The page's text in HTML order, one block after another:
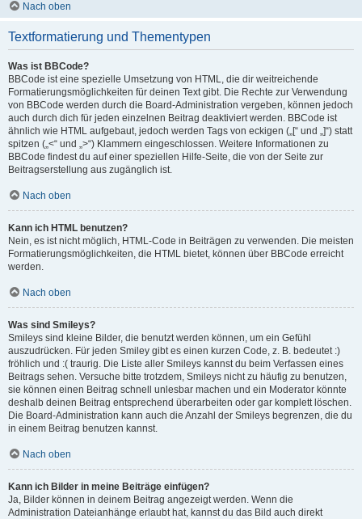
Nach oben
Textformatierung und Thementypen
Was ist BBCode?
BBCode ist eine spezielle Umsetzung von HTML, die dir weitreichende
Formatierungsmöglichkeiten für deinen Text gibt. Die Rechte zur Verwendung
von BBCode werden durch die Board-Administration vergeben, können jedoch
auch durch dich für jeden einzelnen Beitrag deaktiviert werden. BBCode ist
ähnlich wie HTML aufgebaut, jedoch werden Tags von eckigen („[“ und „]“) statt
spitzen („<“ und „>“) Klammern eingeschlossen. Weitere Informationen zu
BBCode findest du auf einer speziellen Hilfe-Seite, die von der Seite zur
Beitragserstellung aus zugänglich ist.
Nach oben
Kann ich HTML benutzen?
Nein, es ist nicht möglich, HTML-Code in Beiträgen zu verwenden. Die meisten
Formatierungsmöglichkeiten, die HTML bietet, können über BBCode erreicht
werden.
Nach oben
Was sind Smileys?
Smileys sind kleine Bilder, die benutzt werden können, um ein Gefühl
auszudrücken. Für jeden Smiley gibt es einen kurzen Code, z. B. bedeutet :)
fröhlich und :( traurig. Die Liste aller Smileys kannst du beim Verfassen eines
Beitrags sehen. Versuche bitte trotzdem, Smileys nicht zu häufig zu benutzen,
sie können einen Beitrag schnell unlesbar machen und ein Moderator könnte
deshalb deinen Beitrag entsprechend überarbeiten oder gar komplett löschen.
Die Board-Administration kann auch die Anzahl der Smileys begrenzen, die du
in einem Beitrag benutzen kannst.
Nach oben
Kann ich Bilder in meine Beiträge einfügen?
Ja, Bilder können in deinem Beitrag angezeigt werden. Wenn die
Administration Dateianhänge erlaubt hat, kannst du das Bild auch direkt